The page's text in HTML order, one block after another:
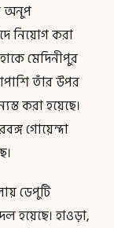
অনুপ
নিয়োগ করা
মেদিনীপুর
তাঁর উপর
করা হয়েছে।
গোয়েন্দা
ডেপুটি
হয়েছে। হাওড়া,